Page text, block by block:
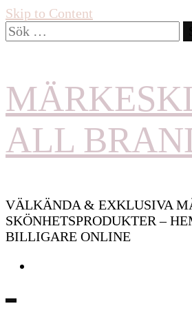
Skip to Content
Sök
efter:
ALL
VÄLKÄNDA & EXKLUSIVA
SKÖNHETSPRODUKTER –
BILLIGARE ONLINE